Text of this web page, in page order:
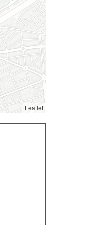
Leaflet